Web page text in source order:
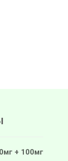
+ 100мг